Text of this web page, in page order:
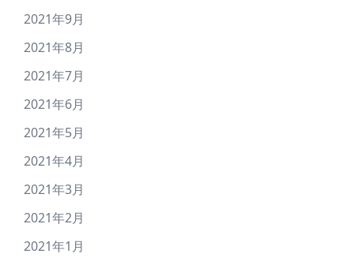
2021年9月
2021年8月
2021年7月
2021年6月
2021年5月
2021年4月
2021年3月
2021年2月
2021年1月